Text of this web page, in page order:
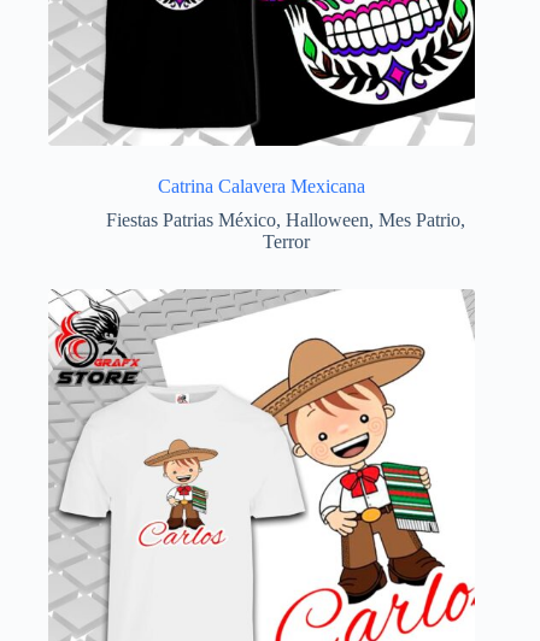
Catrina Calavera Mexicana
Fiestas Patrias México,Halloween,Mes Patrio,
Terror